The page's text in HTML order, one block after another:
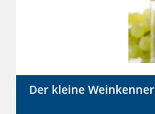
Der kleine Weinkenner